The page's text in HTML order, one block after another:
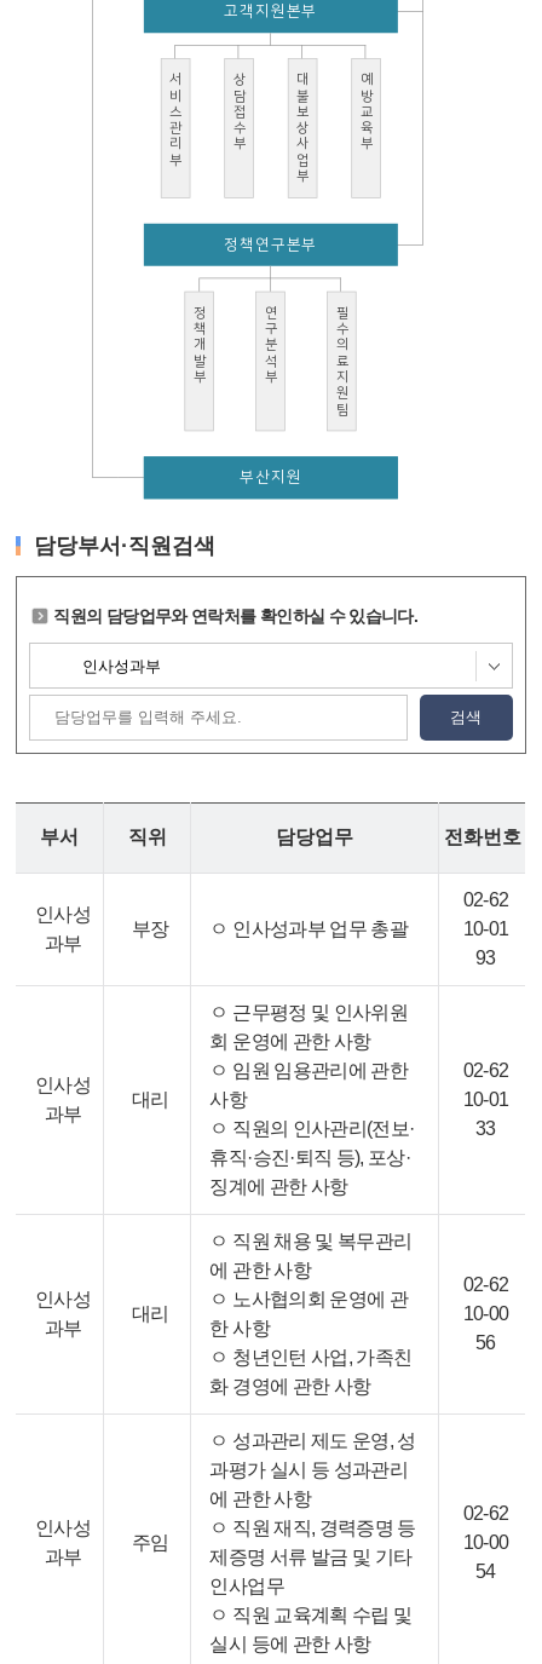
고객지원본부
서비스관리부 상담접수부 대불보상사업부 예방교육부
정책연구본부
정책개발부 연구분석부 필수의료지원팀
부산지원
담당부서·직원검색
직원의 담당업무와 연락처를 확인하실 수 있습니다.
검색
부서 직위 담당업무 전화번호
인사성
과부
부장 ㅇ 인사성과부 업무 총괄
02-62
10-01
93
인사성
과부
대리
ㅇ 근무평정 및 인사위원
회 운영에 관한 사항
ㅇ 임원 임용관리에 관한
사항
ㅇ 직원의 인사관리(전보·
휴직·승진·퇴직 등), 포상·
징계에 관한 사항
02-62
10-01
33
인사성
과부
대리
ㅇ 직원 채용 및 복무관리
에 관한 사항
ㅇ 노사협의회 운영에 관
한 사항
ㅇ 청년인턴 사업, 가족친
화 경영에 관한 사항
02-62
10-00
56
인사성
과부
주임
ㅇ 성과관리 제도 운영, 성
과평가 실시 등 성과관리
에 관한 사항
ㅇ 직원 재직, 경력증명 등
제증명 서류 발금 및 기타
인사업무
ㅇ 직원 교육계획 수립 및
실시 등에 관한 사항
02-62
10-00
54